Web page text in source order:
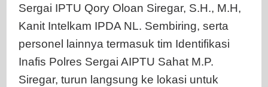
Sergai IPTU Qory Oloan Siregar, S.H., M.H,
Kanit Intelkam IPDA NL. Sembiring, serta
personel lainnya termasuk tim Identifikasi
Inafis Polres Sergai AIPTU Sahat M.P.
Siregar, turun langsung ke lokasi untuk